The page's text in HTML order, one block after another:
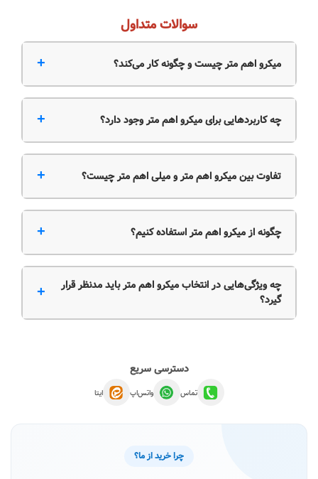
سوالات متداول
میکرو اهم متر چیست و چگونه کار می‌کند؟ +
چه کاربردهایی برای میکرو اهم متر وجود دارد؟ +
تفاوت بین میکرو اهم متر و میلی اهم متر چیست؟ +
چگونه از میکرو اهم متر استفاده کنیم؟ +
چه ویژگی‌هایی در انتخاب میکرو اهم متر باید مدنظر قرار
گیرد؟
+
دسترسی سریع
تماس واتس‌اپ ایتا
چرا خرید از ما؟